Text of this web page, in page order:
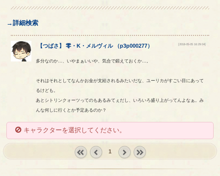
→詳細検索
【つばさ 】零 ・K ・ メルヴィル（p3p000277） [2018-05-05 16:29:04]
多分なのか…、いやまぁいいや、気合で鍛えておくか…。
それはそれとしてなんかお金が支給されるみたいだな、ユーリカがすごい目にあって
るけども。
あとシトリンクォーツってのもあるみてぇだし、いろいろ盛り上がってんよなぁ。み
んな何しに行くとか予定あるのか？
キャラクターを選択してください。
1